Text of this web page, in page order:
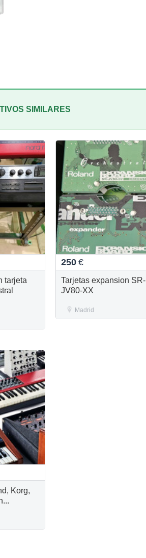
SIMILARES
tarjeta
250 €
Tarjetas expansion SR-
JV80-XX
Madrid
Korg,